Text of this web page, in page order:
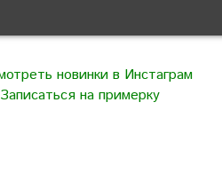
новинки в Инстаграм
Записаться на примерку